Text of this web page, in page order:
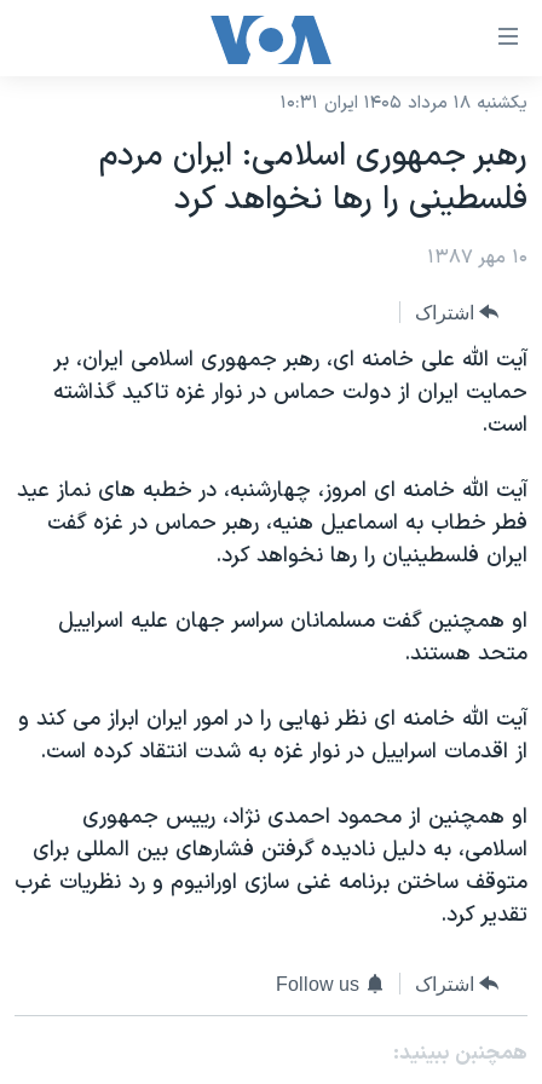
لینکهای
دسترسی
جهش
محتوای
اصلی
جهش
صفحه
اصلی
جهش
به
جستجو
نسخه سبک وب‌سایت
موضوع ها
ایران
آمریکا
جهان
ورزشی
گزیده‌ها
ویژه برنامه‌ها
ویدیوها
فرهنگ و زندگی
حقوق شهروندی
اقتصادی
اسرائیل در جنگ
آرشیو پخش زنده
برنامه های تلویزیونی
جدول برنامه ها
صفحه‌های ویژه
جام جهانی ۲۰۲۶
عملیات خشم حماسی
۲۵۰سالگی آمریکا
بایگانی برنامه‌های تلویزیونی
مستندها
انتخابات ریاست جمهوری آمریکا ۲۰۲۴
حمله جمهوری اسلامی به اسرائیل
ورزش زنان در ایران
مجموعه مستندهای دادخواهی
تریبونال مردمی آبان ۹۸
دادگاه حمید نوری
قانون شفافیت دارائی کادر رهبری ایران
اعتراضات مردمی آبان ۹۸
فرکانس‌های صدای آمریکا
پخش رادیویی
یادگیری زبان انگلیسی
دنبال کنید
زبانهای مختلف
یکشنبه ۱۸ مرداد ۱۴۰۵ ایران ۱۰:۳۱
رهبر جمهوری اسلامی: ایران مردم
فلسطینی را رها نخواهد کرد
۱۰ مهر ۱۳۸۷
اشتراک
آیت الله علی خامنه ای، رهبر جمهوری اسلامی ایران، بر
حمایت ایران از دولت حماس در نوار غزه تاکید گذاشته
است.
آیت الله خامنه ای امروز، چهارشنبه، در خطبه های نماز عید
فطر خطاب به اسماعیل هنیه، رهبر حماس در غزه گفت
ایران فلسطینیان را رها نخواهد کرد.
او همچنین گفت مسلمانان سراسر جهان علیه اسراییل
متحد هستند.
آیت الله خامنه ای نظر نهایی را در امور ایران ابراز می کند و
از اقدمات اسراییل در نوار غزه به شدت انتقاد کرده است.
او همچنین از محمود احمدی نژاد، رییس جمهوری
اسلامی، به دلیل نادیده گرفتن فشارهای بین المللی برای
متوقف ساختن برنامه غنی سازی اورانیوم و رد نظریات غرب
تقدیر کرد.
اشتراک Follow us
همچنبن ببینید: